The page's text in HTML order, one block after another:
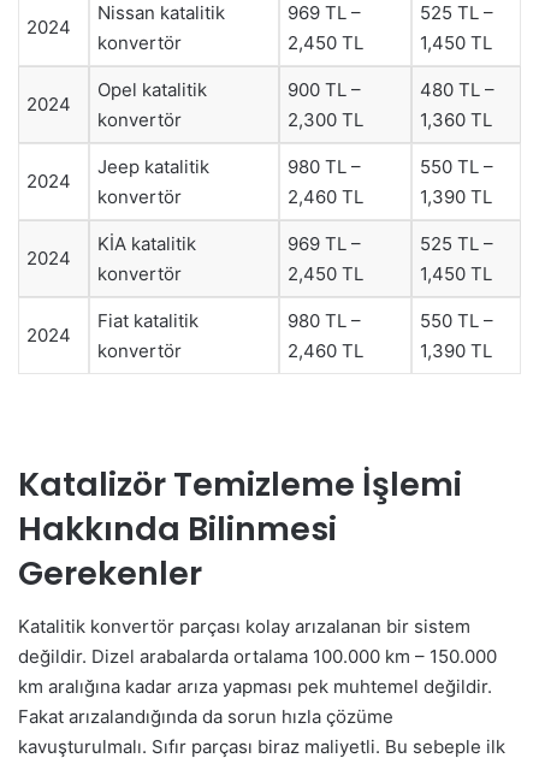
2024
Nissan katalitik
konvertör
969 TL –
2,450 TL
525 TL –
1,450 TL
2024
Opel katalitik
konvertör
900 TL –
2,300 TL
480 TL –
1,360 TL
2024
Jeep katalitik
konvertör
980 TL –
2,460 TL
550 TL –
1,390 TL
2024
KİA katalitik
konvertör
969 TL –
2,450 TL
525 TL –
1,450 TL
2024
Fiat katalitik
konvertör
980 TL –
2,460 TL
550 TL –
1,390 TL
Katalizör Temizleme İşlemi
Hakkında Bilinmesi
Gerekenler
Katalitik konvertör parçası kolay arızalanan bir sistem
değildir. Dizel arabalarda ortalama 100.000 km – 150.000
km aralığına kadar arıza yapması pek muhtemel değildir.
Fakat arızalandığında da sorun hızla çözüme
kavuşturulmalı. Sıfır parçası biraz maliyetli. Bu sebeple ilk